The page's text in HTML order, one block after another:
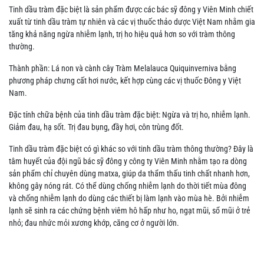
Tinh dầu tràm đặc biệt là sản phẩm được các bác sỹ đông y Viên Minh chiết
xuất từ tinh dầu tràm tự nhiên và các vị thuốc thảo dược Việt Nam nhằm gia
tăng khả năng ngừa nhiễm lạnh, trị ho hiệu quả hơn so với tràm thông
thường.
Thành phần: Lá non và cành cây Tràm Melalauca Quiquinverniva bằng
phương pháp chưng cất hơi nước, kết hợp cùng các vị thuốc Đông y Việt
Nam.
Đặc tính chữa bệnh của tinh dầu tràm đặc biệt: Ngừa và trị ho, nhiễm lạnh.
Giảm đau, hạ sốt. Trị đau bụng, đầy hơi, côn trùng đốt.
Tinh dầu tràm đặc biệt có gì khác so với tinh dầu tràm thông thường? Đây là
tâm huyết của đội ngũ bác sỹ đông y công ty Viên Minh nhằm tạo ra dòng
sản phẩm chỉ chuyên dùng matxa, giúp da thẩm thấu tinh chất nhanh hơn,
không gây nóng rát. Có thể dùng chống nhiễm lạnh do thời tiết mùa đông
và chống nhiễm lạnh do dùng các thiết bị làm lạnh vào mùa hè. Bởi nhiễm
lạnh sẽ sinh ra các chứng bệnh viêm hô hấp như ho, ngạt mũi, sổ mũi ở trẻ
nhỏ; đau nhức mỏi xương khớp, căng cơ ở người lớn.